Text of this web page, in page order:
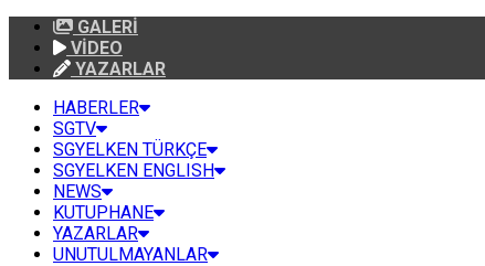
GALERİ
VİDEO
YAZARLAR
HABERLER
SGTV
SGYELKEN TÜRKÇE
SGYELKEN ENGLISH
NEWS
KUTUPHANE
YAZARLAR
UNUTULMAYANLAR